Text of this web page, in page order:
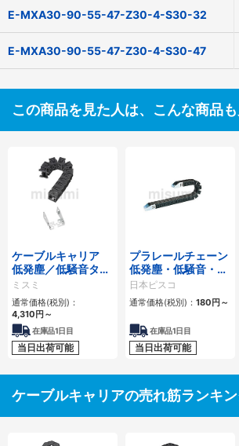
E-MXA30-90-55-47-Z30-4-S30-32
E-MXA30-90-55-47-Z30-4-S30-47
この商品を見た人は、こんな商品
ケーブルキャリア
低発塵／低騒音タイ
プ
ミスミ
通常価格(税別)：
4,310 円 ～
在庫品1日目
当日出荷可能
プラレールチェーン
低発塵・低騒音・フ
ラップ開閉・ヒンジ
連結タイプ SCシリ
ーズ
日本ピスコ
通常価格(税別)： 180 円 ～
在庫品1日目
当日出荷可能
ケーブルキャリアの売れ筋ランキ